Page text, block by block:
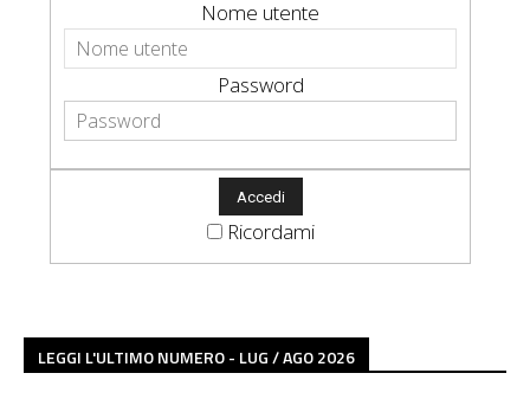
Nome utente
Password
Ricordami
LEGGI L'ULTIMO NUMERO - LUG / AGO 2026